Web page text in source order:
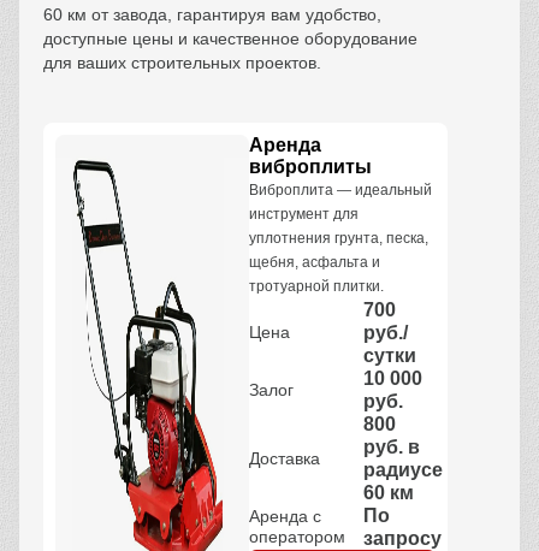
60 км от завода, гарантируя вам удобство,
доступные цены и качественное оборудование
для ваших строительных проектов.
Аренда
виброплиты
Виброплита — идеальный
инструмент для
уплотнения грунта, песка,
щебня, асфальта и
тротуарной плитки.
Цена
700
руб./
сутки
Залог
10 000
руб.
Доставка
800
руб. в
радиусе
60 км
Аренда с
оператором
По
запросу